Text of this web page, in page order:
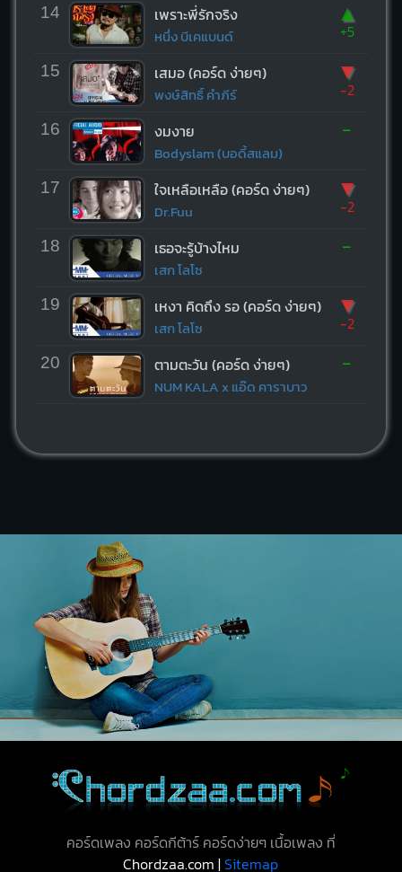
14 เพราะพี่รักจริง
หนึ่ง บีเคแบนด์
▲
+5
15 เสมอ (คอร์ด ง่ายๆ)
พงษ์สิทธิ์ คำภีร์
▼
-2
16 งมงาย
Bodyslam (บอดี้สแลม)
-
17 ใจเหลือเหลือ (คอร์ด ง่ายๆ)
Dr.Fuu
▼
-2
18 เธอจะรู้บ้างไหม
เสก โลโซ
-
19 เหงา คิดถึง รอ (คอร์ด ง่ายๆ)
เสก โลโซ
▼
-2
20 ตามตะวัน (คอร์ด ง่ายๆ)
NUM KALA x แอ๊ด คาราบาว
-
คอร์ดเพลง คอร์ดกีต้าร์ คอร์ดง่ายๆ เนื้อเพลง ที่
Chordzaa.com |Sitemap